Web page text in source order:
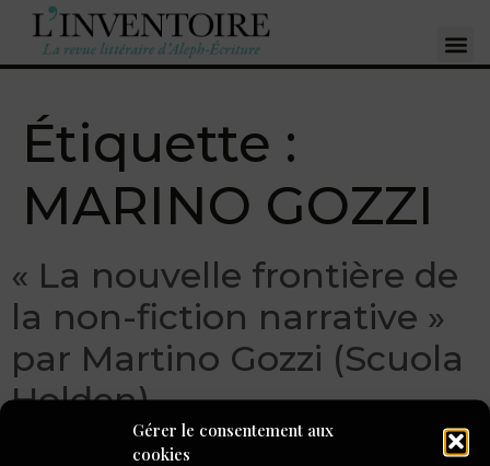
Gérer le consentement aux
cookies
Étiquette :
MARINO GOZZI
« La nouvelle frontière de
la non-fiction narrative »
par Martino Gozzi (Scuola
Holden)